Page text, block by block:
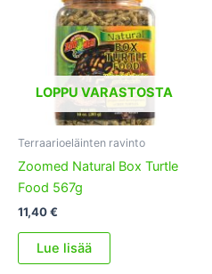
LOPPU VARASTOSTA
Terraarioeläinten ravinto
Zoomed Natural Box Turtle
Food 567g
11,40€
Lue lisää